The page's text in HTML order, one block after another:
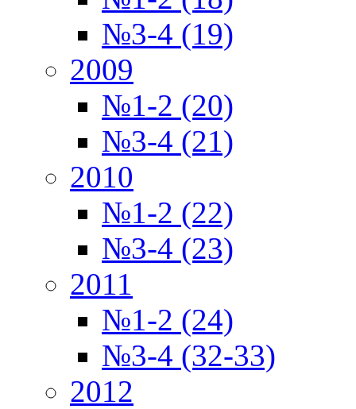
№3-4 (19)
2009
№1-2 (20)
№3-4 (21)
2010
№1-2 (22)
№3-4 (23)
2011
№1-2 (24)
№3-4 (32-33)
2012